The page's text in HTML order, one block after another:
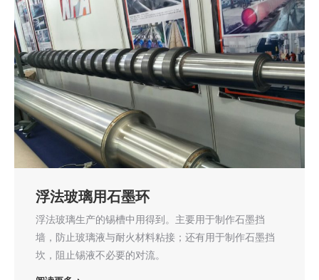
浮法玻璃用石墨环
浮法玻璃生产的锡槽中用得到。主要用于制作石墨挡
墙，防止玻璃液与耐火材料粘接；还有用于制作石墨挡
坎，阻止锡液不必要的对流。